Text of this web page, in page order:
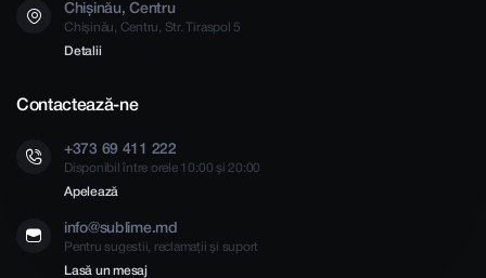
Chișinău, Centru
Chișinău, Centru, Str. Tiraspol 5
Detalii
Contactează-ne
+373 69 411 222
Disponibil între orele 10:00 și 20:00
Apelează
info@sublime.md
Pentru sugestii, reclamații și suport
Lasă un mesaj